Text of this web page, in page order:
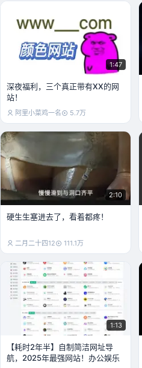
1:47
深夜福利，三个真正带有XX的网
站！
阿里小菜鸡一名 5.7万
2:10
硬生生塞进去了，看着都疼！
二月二十四12 111.1万
1:13
【耗时2年半】自制简洁网址导
航，2025年最强网站！办公娱乐